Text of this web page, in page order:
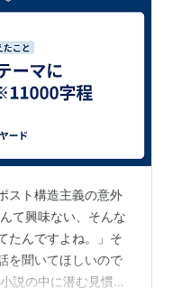
スト構造主義の意外
て興味ない、そんな
たんですよね。」そ
を聞いてほしいので
説の中に潜む見慣れ